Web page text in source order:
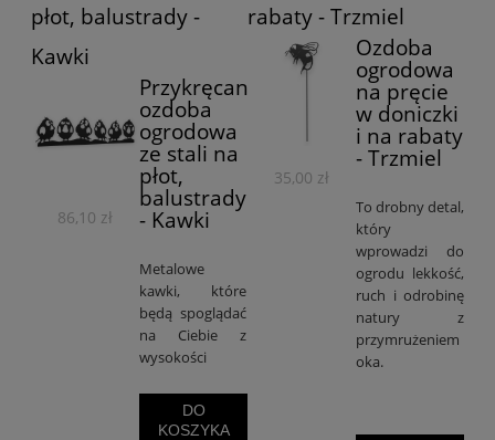
płot, balustrady -
Kawki
86,10 zł
Przykręcana
ozdoba
ogrodowa
ze stali na
płot,
balustrady
- Kawki
Metalowe
kawki, które
będą spoglądać
na Ciebie z
wysokości
DO
KOSZYKA
rabaty - Trzmiel
35,00 zł
Ozdoba
ogrodowa
na pręcie
w doniczki
i na rabaty
- Trzmiel
To drobny detal,
który
wprowadzi do
ogrodu lekkość,
ruch i odrobinę
natury z
przymrużeniem
oka.